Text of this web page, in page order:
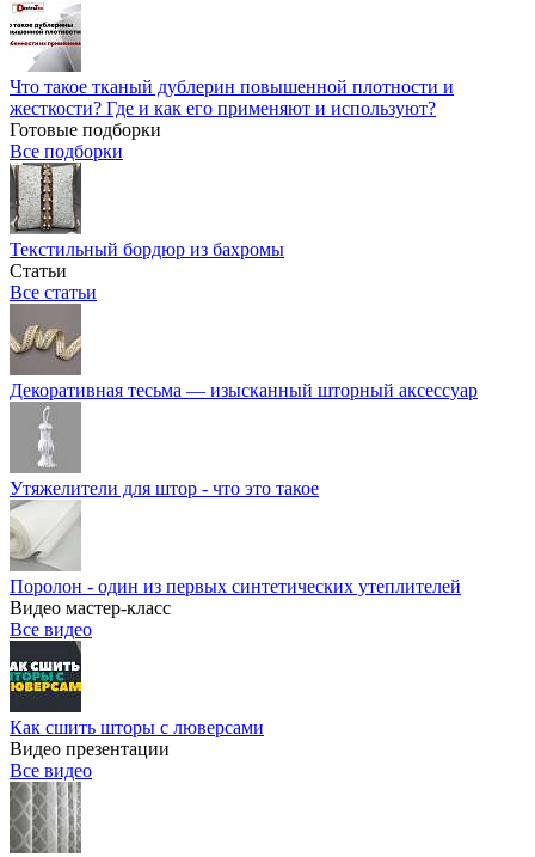
Что такое тканый дублерин повышенной плотности и
жесткости? Где и как его применяют и используют?
Готовые подборки
Все подборки
Текстильный бордюр из бахромы
Статьи
Все статьи
Декоративная тесьма — изысканный шторный аксессуар
Утяжелители для штор - что это такое
Поролон - один из первых синтетических утеплителей
Видео мастер-класс
Все видео
Как сшить шторы с люверсами
Видео презентации
Все видео